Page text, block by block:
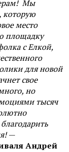
Мы
которую
место
площадку
с Елкой,
для новой
свое
но
тысяч
—
Андрей